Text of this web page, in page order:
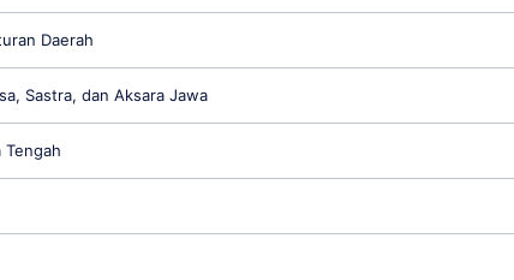
Daerah
Sastra, dan Aksara Jawa
Tengah